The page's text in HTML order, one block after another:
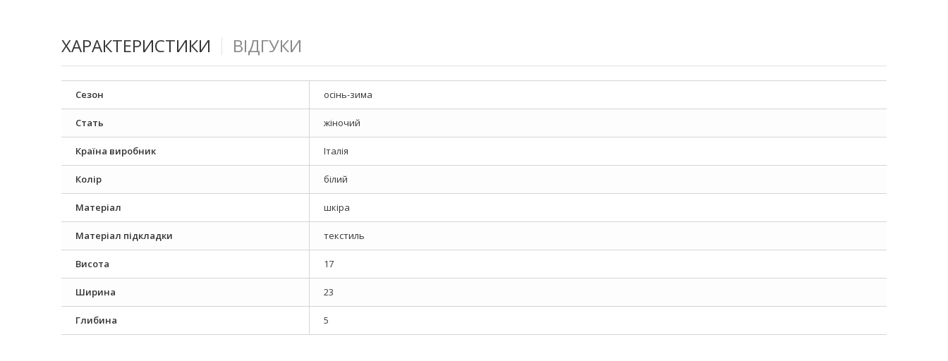
ХАРАКТЕРИСТИКИ ВІДГУКИ
Сезон осінь-зима
Стать жіночий
Країна виробник Італія
Колір білий
Матеріал шкіра
Матеріал підкладки текстиль
Висота 17
Ширина 23
Глибина 5